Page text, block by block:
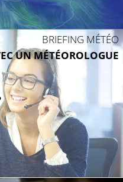
BRIEFING MÉTÉO
UN MÉTÉOROLOGUE